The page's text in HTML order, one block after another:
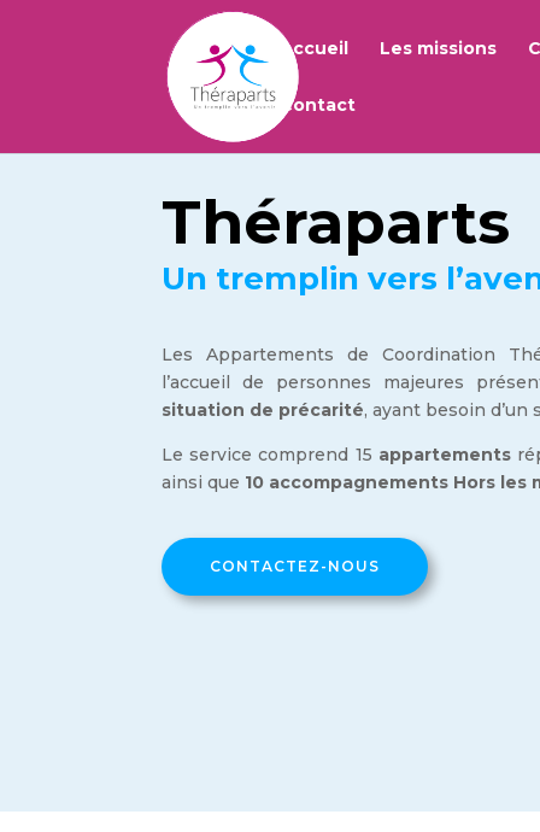
Accueil Les missions
Contact
Théraparts
Un tremplin vers
Les Appartements de Coordination
l’accueil de personnes majeures
situation de précarité, ayant besoin
Le service comprend 15 appartements
ainsi que 10 accompagnements Hors les
CONTACTEZ-NOUS